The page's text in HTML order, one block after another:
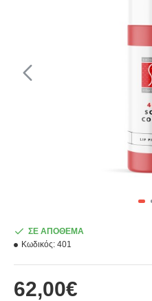
62,00€
ΣΕ ΑΠΟΘΕΜΑ
Κωδικός: 401